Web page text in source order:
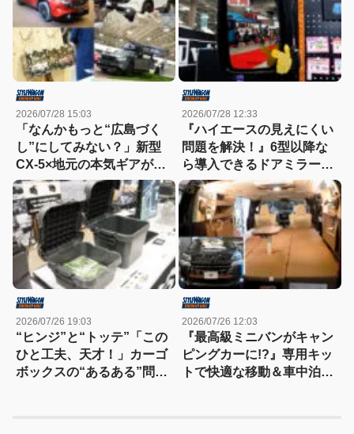
ショー2026】
2026/07/28 15:03
「なんかもっと“広島づく
し”にしてみない？」新型
CX-5×地元の本気ギアが融
合したマツダブースが熱す
ぎる！
2026/07/28 12:33
『ハイエースの見えにくい
問題を解決！』6型以降な
ら導入できるドアミラーが
すごく便利！【東京キャン
ピングカーショー2026】
2026/07/26 19:03
“ヒンジ”と“トッテ”「この
ひと工夫、天才！」カーゴ
ボックスの“あるある”問題
2026/07/26 12:03
『最高級ミニバンがキャン
ピングカーに!?』専用キッ
トで快適な移動＆車中泊を